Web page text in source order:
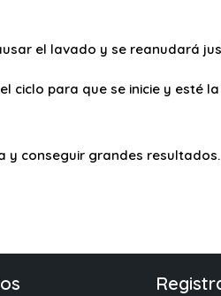
el lavado y se reanudará
ciclo para que se inicie y esté
y conseguir grandes resultados.